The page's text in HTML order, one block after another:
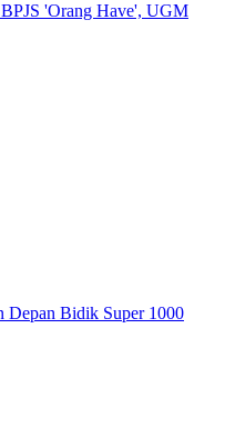
'Orang Have', UGM
Depan Bidik Super 1000